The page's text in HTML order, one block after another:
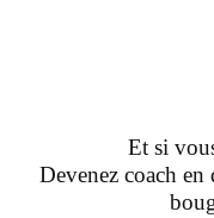
Et si
Devenez coach en